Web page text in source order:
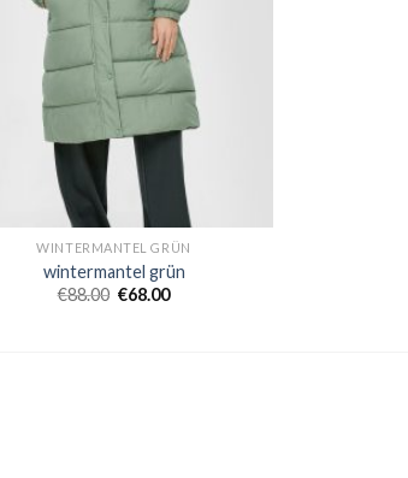
WINTERMANTEL GRÜN
wintermantel grün
€88.00 €68.00